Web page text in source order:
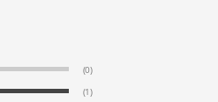
(0)
(1)